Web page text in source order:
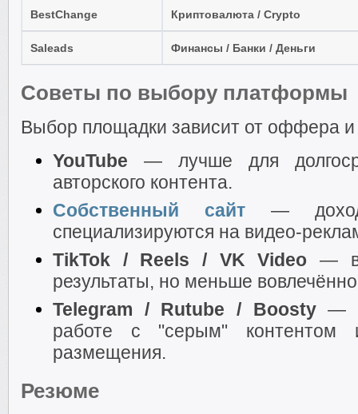
BestChange Криптовалюта / Crypto
Saleads Финансы / Банки / Деньги
Советы по выбору платформы
Выбор площадки зависит от оффера и
YouTube — лучше для
авторского контента.
Собственный сайт —
специализируются на видео-
TikTok / Reels / VK Video —
результаты, но меньше
Telegram / Rutube / Boosty—
работе с "серым" контентом
размещения.
Резюме